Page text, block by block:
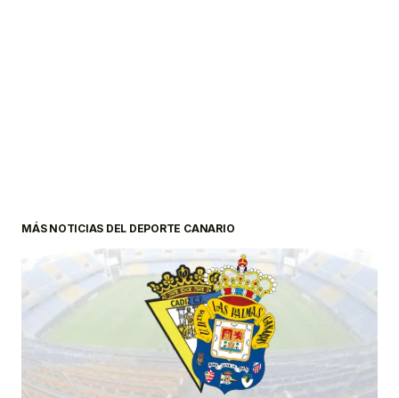
MÁS NOTICIAS DEL DEPORTE CANARIO